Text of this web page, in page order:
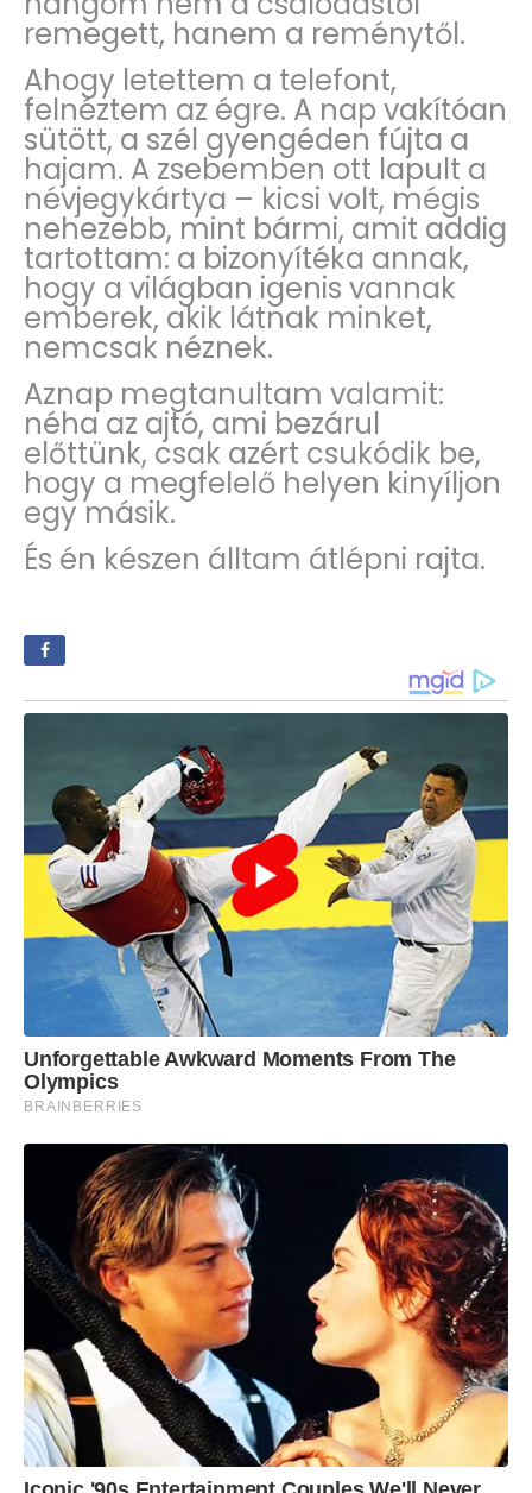
remegett, hanem a reménytől.
Ahogy letettem a telefont,
felnéztem az égre. A nap vakítóan
sütött, a szél gyengéden fújta a
hajam. A zsebemben ott lapult a
névjegykártya – kicsi volt, mégis
nehezebb, mint bármi, amit addig
tartottam: a bizonyítéka annak,
hogy a világban igenis vannak
emberek, akik látnak minket,
nemcsak néznek.
Aznap megtanultam valamit:
néha az ajtó, ami bezárul
előttünk, csak azért csukódik be,
hogy a megfelelő helyen kinyíljon
egy másik.
És én készen álltam átlépni rajta.